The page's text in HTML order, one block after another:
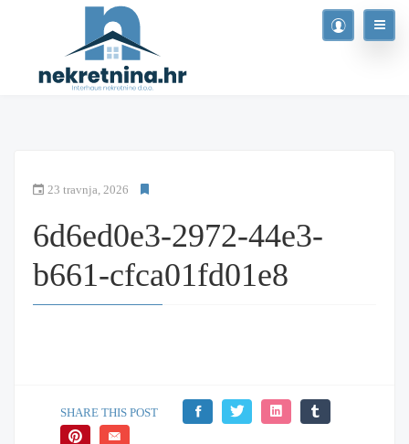
23 travnja, 2026
6d6ed0e3-2972-44e3-
b661-cfca01fd01e8
SHARE THIS POST